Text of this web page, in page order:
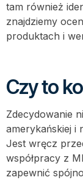
tam również
znajdziemy
produktach i
Czy to
Zdecydowanie
amerykańskiej i
Jest wręcz
współpracy z
zapewnić